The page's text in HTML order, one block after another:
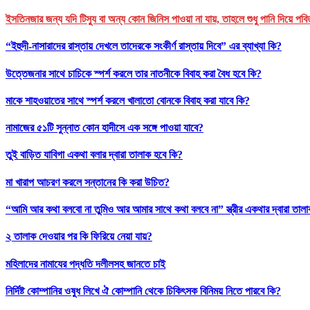
ইসতিনজার জন্য যদি টিস্যু বা অন্য কোন জিনিস পাওয়া না যায়, তাহলে শুধু পানি দিয়ে
“ইহুদী-নাসারাদের রাস্তায় দেখলে তাদেরকে সংকীর্ণ রাস্তায় দিবে” এর ব্যাখ্যা কি?
উত্তেজনার সাথে চাচিকে স্পর্শ করলে তার নাতনীকে বিবাহ করা বৈধ হবে কি?
মাকে শাহওয়াতের সাথে স্পর্শ করলে খালাতো বোনকে বিবাহ করা যাবে কি?
নামাজের ৫১টি সুন্নাত কোন হাদীসে এক সঙ্গে পাওয়া যাবে?
তুই বাড়িত যাবিগা একথা বলার দ্বারা তালাক হবে কি?
মা খারাপ আচরণ করলে সন্তানের কি করা উচিত?
“আমি আর কথা বলবো না তুমিও আর আমার সাথে কথা বলবে না” স্ত্রীর একথার দ্বারা
২ তালাক দেওয়ার পর কি ফিরিয়ে নেয়া যায়?
মহিলাদের নামাযের পদ্ধতি দলীলসহ জানতে চাই
নির্দিষ্ট কোম্পানির ওষুধ লিখে ঐ কোম্পানি থেকে চিকিৎসক বিনিময় নিতে পারবে কি?